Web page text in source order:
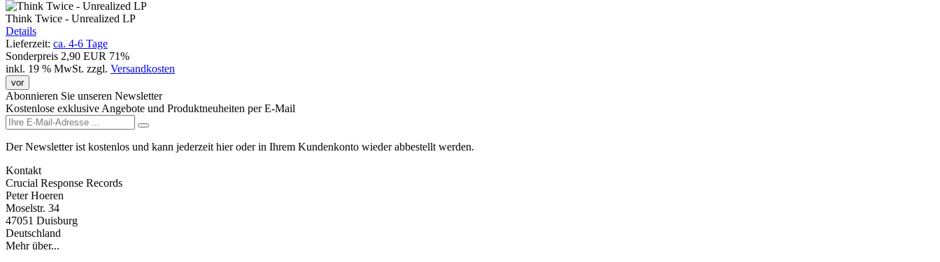
Think Twice - Unrealized LP
Details
Lieferzeit: ca. 4-6 Tage
Sonderpreis 2,90 EUR 71%
inkl. 19 % MwSt. zzgl. Versandkosten
vor
Abonnieren Sie unseren Newsletter
Kostenlose exklusive Angebote und Produktneuheiten per E-Mail
Der Newsletter ist kostenlos und kann jederzeit hier oder in Ihrem Kundenkonto wieder abbestellt werden.
Kontakt
Crucial Response Records
Peter Hoeren
Moselstr. 34
47051 Duisburg
Deutschland
Mehr über...